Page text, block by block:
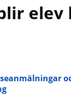
elev